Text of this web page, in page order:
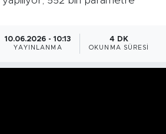
10.06.2026 - 10:13
YAYINLANMA
4 DK
OKUNMA SÜRESI